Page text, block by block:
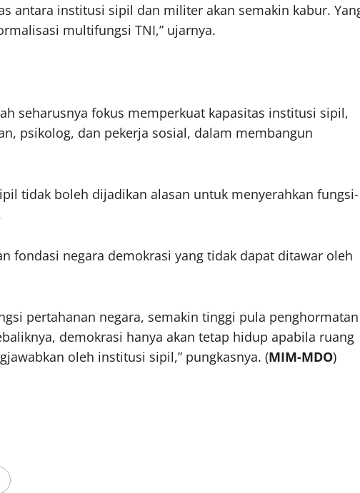
antara institusi sipil dan militer akan semakin kabur.
multifungsi TNI,” ujarnya.
seharusnya fokus memperkuat kapasitas institusi sipil,
psikolog, dan pekerja sosial, dalam membangun
tidak boleh dijadikan alasan untuk menyerahkan fungsi-
fondasi negara demokrasi yang tidak dapat ditawar oleh
pertahanan negara, semakin tinggi pula penghormatan
demokrasi hanya akan tetap hidup apabila ruang
oleh institusi sipil,” pungkasnya. (MIM-MDO)